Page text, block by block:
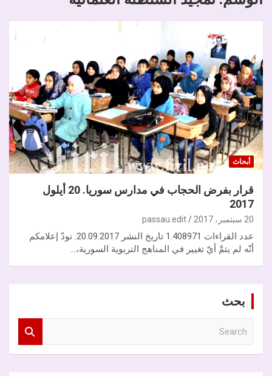
أبحاث
قرار بفرض الحجاب في مدارس سوريا. 20 أيلول
2017
20 سبتمبر، 2017 passau.edit
عدد القراءات 1.408971 تاريخ النشر 20.09.2017. نودّ إعلامكم
أنّه لم يتمَّ أيّ تغيير في المناهج التربوية السورية،…
بحث